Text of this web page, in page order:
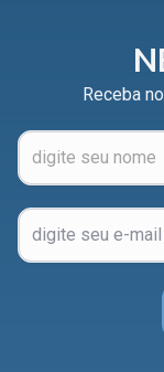
Receba